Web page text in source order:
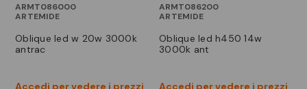
ARMT086000
ARTEMIDE
oblique led w 20w 3000k
antrac
Accedi per vedere i prezzi
ARMT086200
ARTEMIDE
oblique led h450 14w
3000k ant
Accedi per vedere i prezzi